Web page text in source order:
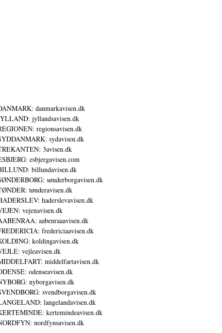
danmarkavisen.dk
jyllandsavisen.dk
regionsavisen.dk
sydavisen.dk
3avisen.dk
esbjergavisen.com
billundavisen.dk
sønderborgavisen.dk
tønderavisen.dk
haderslevavisen.dk
vejenavisen.dk
aabenraaavisen.dk
fredericiaavisen.dk
koldingavisen.dk
vejleavisen.dk
middelfartavisen.dk
odenseavisen.dk
nyborgavisen.dk
svendborgavisen.dk
langelandavisen.dk
kertemindeavisen.dk
nordfynsavisen.dk